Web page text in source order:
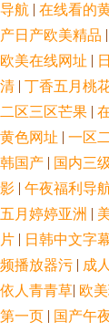
导航 | 在线看的
产日产欧美精品 |
欧美在线网址 |
清 | 丁香五月桃
二区三区芒果 |
黄色网址 | 一区
韩国产 | 国内三
影 | 午夜福利导
五月婷婷亚洲 |
片 | 日韩中文字
频播放器污 | 成
依人青青草| 欧
第一页 | 国产午